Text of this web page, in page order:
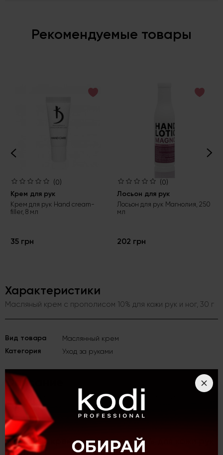
Рекомендуемые товары
(0)
Крем для рук
Крем для рук Hand cream-
filler, 8 мл
35 грн
(0)
Лосьон для рук
Лосьон для рук Магнолия, 250
мл
202 грн
Характеристики
Масляный крем с прополисом 10% для кожи рук и ног, 30 г
Вид товара Маслянный крем
Категория Уход за руками
Описание
Масляный крем с прополисом 10% для кожи рук и ног, 30 г
Масляный крем с прополисом 10% для кожи рук
и ног, 30 г